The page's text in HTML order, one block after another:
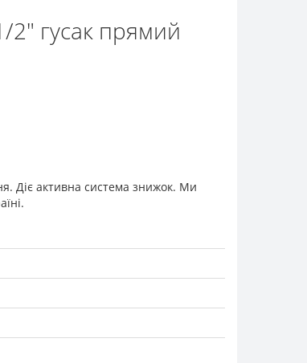
2" гусак прямий
Діє активна система знижок. Ми